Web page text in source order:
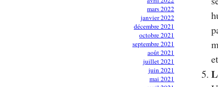
mars 2022
janvier 2022
décembre 2021
octobre 2021
septembre 2021
août 2021
juillet 2021
juin 2021
mai 2021